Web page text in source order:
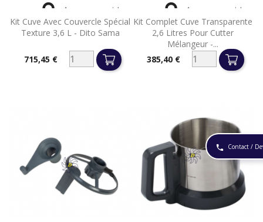
phone Contact /
Kit Cuve Avec Couvercle Spécial
Texture 3,6 L - Dito Sama
Prix715,45 €
 Aperçu rapide
Kit Complet Cuve Transparente
2,6 Litres Pour Cutter
Mélangeur -...
Prix385,40 €
 Aperçu rapide